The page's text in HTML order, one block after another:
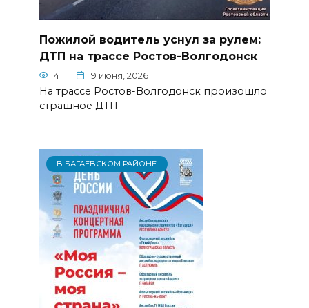
Пожилой водитель уснул за рулем:
ДТП на трассе Ростов-Волгодонск
41 9 июня, 2026
На трассе Ростов-Волгодонск произошло
страшное ДТП
В БАГАЕВСКОМ РАЙОНЕ